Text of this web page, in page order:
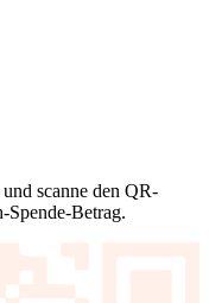
scanne den QR-
Spende-Betrag.